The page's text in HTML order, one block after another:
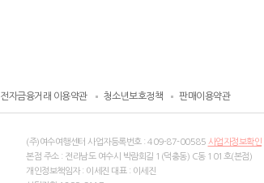
전자금융거래 이용약관 청소년보호정책 판매이용약관
(주)여수여행센터 사업자등록번호 : 409-87-00585 사업자정보확인
본점 주소 : 전라남도 여수시 박람회길 1(덕충동) C동 101호(본점)
개인정보책임자 : 이세진 대표 : 이세진